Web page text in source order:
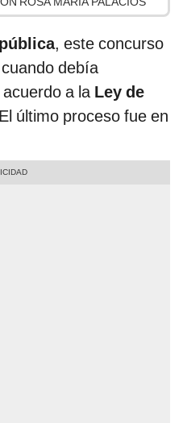
, este concurso
debía
a laLey de
último proceso fue en